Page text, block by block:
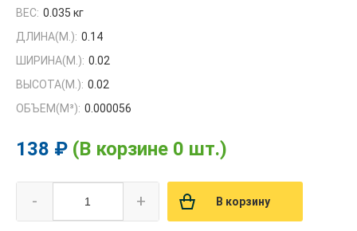
ВЕС: 0.035 кг
ДЛИНА(М.): 0.14
ШИРИНА(М.): 0.02
ВЫСОТА(М.): 0.02
ОБЪЕМ(M³): 0.000056
138 ₽ (В корзине 0 шт.)
- + В корзину